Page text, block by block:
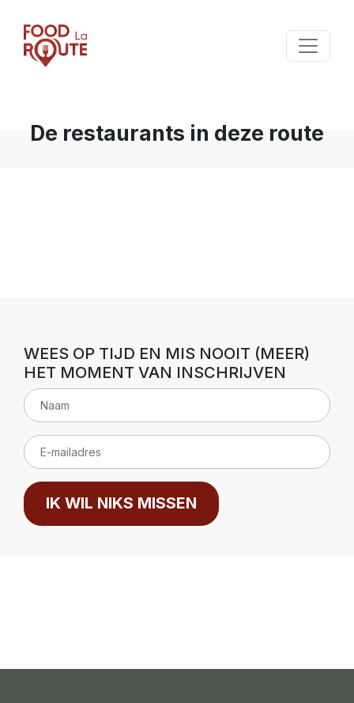
De restaurants in deze route
WEES OP TIJD EN MIS NOOIT (MEER)
HET MOMENT VAN INSCHRIJVEN
IK WIL NIKS MISSEN